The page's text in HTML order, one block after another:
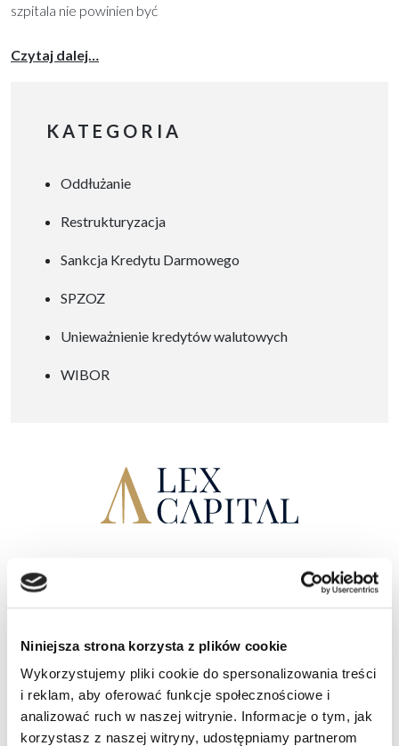
Niniejsza strona korzysta z plików cookie
Wykorzystujemy pliki cookie do spersonalizowania treści
i reklam, aby oferować funkcje społecznościowe i
analizować ruch w naszej witrynie. Informacje o tym, jak
korzystasz z naszej witryny, udostępniamy partnerom
szpitala nie powinien być
formalny dokument
organu tworzącego. Dobrze
naprawczy może stać się
wyprowadzenia placówki z
problemów finansowych,
operacyjnych. W praktyce
wiele szpitali, zwłaszcza
powiatowych, mierzy się dziś
Czytaj dalej…
KATEGORIA
Oddłużanie
Restrukturyzacja
Sankcja Kredytu Darmowego
SPZOZ
Unieważnienie kredytów walutowych
WIBOR
Porozmawiaj z doradcą
Znajdź nas social mediach